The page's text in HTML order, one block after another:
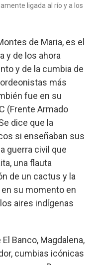
ligada al río y a los
de Maria, es el
y de los ahora
y de la cumbia de
más
fue en su
(Frente Armado
dice que la
si enseñaban sus
guerra civil que
una flauta
de un cactus y la
su momento en
aires indígenas
Banco, Magdalena,
cumbias icónicas